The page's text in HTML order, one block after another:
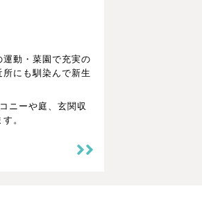
動・菜園で充実の
にも馴染んで新生
ニーや庭、玄関収
。